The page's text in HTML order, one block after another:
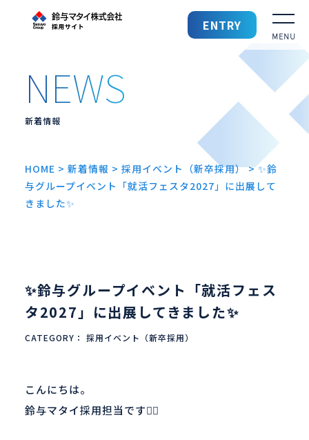
鈴与マタイ 採用サイト
ENTRY
働きやすい環境
募集要項
新着情報
ENTRY
新着情報
HOME > 新着情報 > 採用イベント（新卒採用）>✨鈴
与グループイベント「就活フェスタ2027」に出展して
きました✨
✨鈴与グループイベント「就活フェス
タ2027」に出展してきました✨
CATEGORY： 採用イベント（新卒採用）
こんにちは。
鈴与マタイ採用担当です💁‍♀️